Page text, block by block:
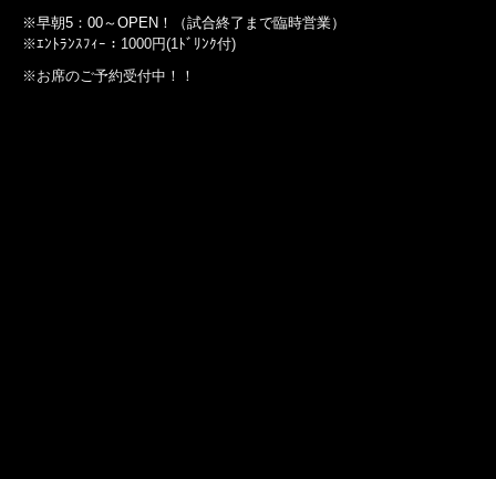
※早朝5：00～OPEN！（試合終了まで臨時営業）
※ｴﾝﾄﾗﾝｽﾌｨｰ：1000円(1ﾄﾞﾘﾝｸ付)
※お席のご予約受付中！！